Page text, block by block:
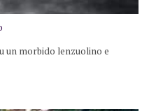
un morbido lenzuolino e